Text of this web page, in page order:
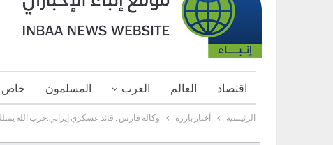
اقتصاد العالم العرب المسلمون خاص
الرئيسية أخبار بارزة وكالة فارس : قائد عسكري إيراني:حزب الله